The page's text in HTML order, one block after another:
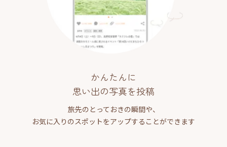
かんたんに
思い出の写真を投稿
旅先のとっておきの瞬間や、
お気に入りのスポットをアップすることができます